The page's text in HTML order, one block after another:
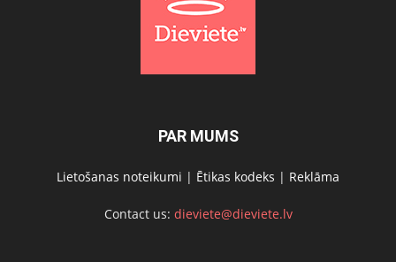
PAR MUMS
Lietošanas noteikumi | Ētikas kodeks | Reklāma
Contact us: dieviete@dieviete.lv